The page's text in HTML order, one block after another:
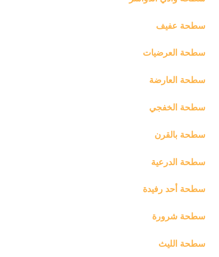
سطحة عفيف
سطحة العرضيات
سطحة العارضة
سطحة الخفجي
سطحة بالقرن
سطحة الدرعية
سطحة أحد رفيدة
سطحة شرورة
سطحة الليث